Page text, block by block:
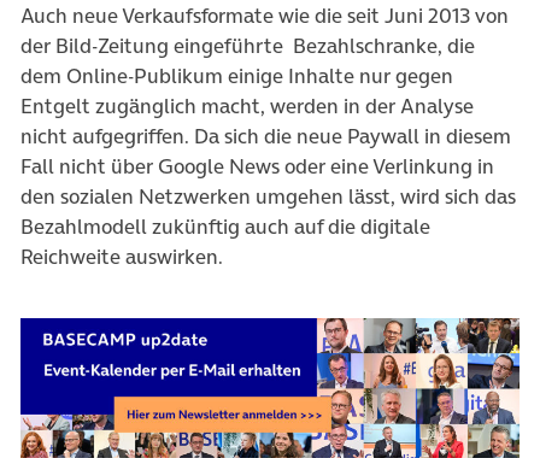
Auch neue Verkaufsformate wie die seit Juni 2013 von
der Bild-Zeitung eingeführte Bezahlschranke, die
dem Online-Publikum einige Inhalte nur gegen
Entgelt zugänglich macht, werden in der Analyse
nicht aufgegriffen. Da sich die neue Paywall in diesem
Fall nicht über Google News oder eine Verlinkung in
den sozialen Netzwerken umgehen lässt, wird sich das
Bezahlmodell zukünftig auch auf die digitale
Reichweite auswirken.